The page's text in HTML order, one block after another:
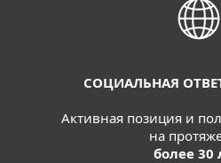
СОЦИАЛЬНАЯ
Активная позиция и
на
более 30